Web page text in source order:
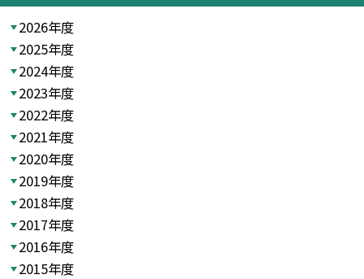
2026年度
2025年度
2024年度
2023年度
2022年度
2021年度
2020年度
2019年度
2018年度
2017年度
2016年度
2015年度